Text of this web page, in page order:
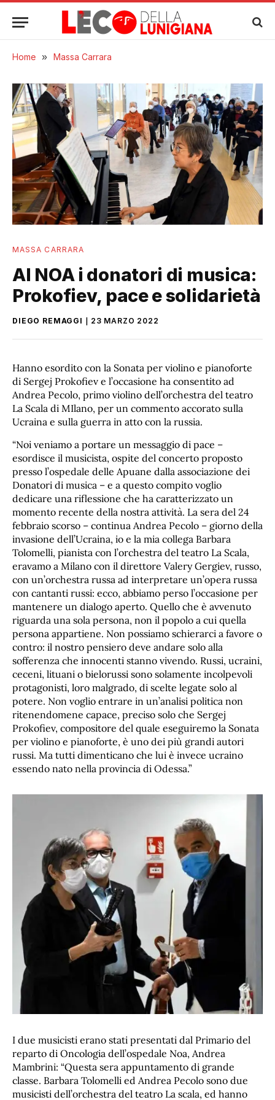
Home » Massa Carrara
MASSA CARRARA
Al NOA i donatori di musica:
Prokofiev, pace e solidarietà
DIEGO REMAGGI 23 MARZO 2022
Hanno esordito con la Sonata per violino e pianoforte
di Sergej Prokofiev e l’occasione ha consentito ad
Andrea Pecolo, primo violino dell’orchestra del teatro
La Scala di MIlano, per un commento accorato sulla
Ucraina e sulla guerra in atto con la russia.
“Noi veniamo a portare un messaggio di pace –
esordisce il musicista, ospite del concerto proposto
presso l’ospedale delle Apuane dalla associazione dei
Donatori di musica – e a questo compito voglio
dedicare una riflessione che ha caratterizzato un
momento recente della nostra attività. La sera del 24
febbraio scorso – continua Andrea Pecolo – giorno della
invasione dell’Ucraina, io e la mia collega Barbara
Tolomelli, pianista con l’orchestra del teatro La Scala,
eravamo a Milano con il direttore Valery Gergiev, russo,
con un’orchestra russa ad interpretare un’opera russa
con cantanti russi: ecco, abbiamo perso l’occasione per
mantenere un dialogo aperto. Quello che è avvenuto
riguarda una sola persona, non il popolo a cui quella
persona appartiene. Non possiamo schierarci a favore o
contro: il nostro pensiero deve andare solo alla
sofferenza che innocenti stanno vivendo. Russi, ucraini,
ceceni, lituani o bielorussi sono solamente incolpevoli
protagonisti, loro malgrado, di scelte legate solo al
potere. Non voglio entrare in un’analisi politica non
ritenendomene capace, preciso solo che Sergej
Prokofiev, compositore del quale eseguiremo la Sonata
per violino e pianoforte, è uno dei più grandi autori
russi. Ma tutti dimenticano che lui è invece ucraino
essendo nato nella provincia di Odessa.”
I due musicisti erano stati presentati dal Primario del
reparto di Oncologia dell’ospedale Noa, Andrea
Mambrini: “Questa sera appuntamento di grande
classe. Barbara Tolomelli ed Andrea Pecolo sono due
musicisti dell’orchestra del teatro La scala, ed hanno